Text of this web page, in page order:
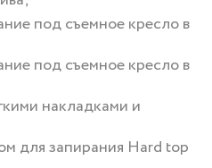
под съемное кресло в
под съемное кресло в
накладками и
для запирания Hard top